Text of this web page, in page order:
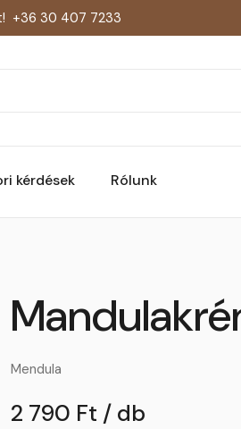
+36 30 407 7233
kérdések Rólunk
Mendula
2 790 Ft / db